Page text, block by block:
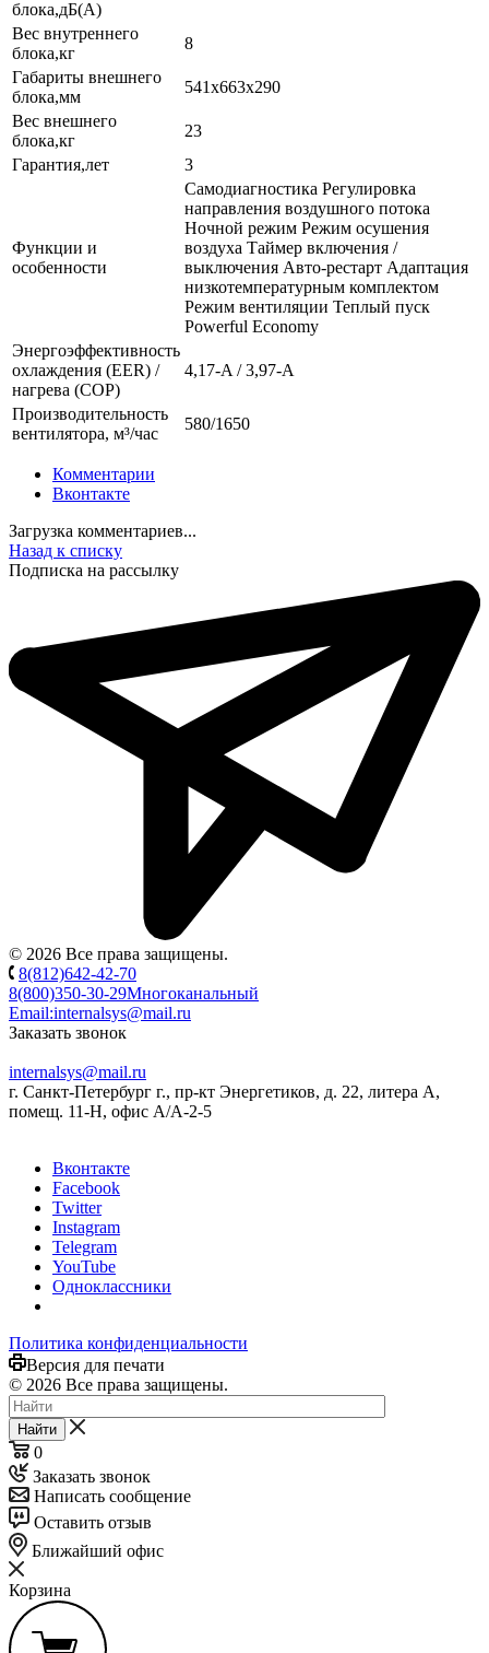
блока,дБ(А)
Вес внутреннего
блока,кг
8
Габариты внешнего
блока,мм
541x663x290
Вес внешнего
блока,кг
23
Гарантия,лет
3
Функции и
особенности
Самодиагностика Регулировка
направления воздушного потока
Ночной режим Режим осушения
воздуха Таймер включения /
выключения Авто-рестарт Адаптация
низкотемпературным комплектом
Режим вентиляции Теплый пуск
Powerful Economy
Энергоэффективность
охлаждения (EER) /
нагрева (COP)
4,17-A / 3,97-A
Производительность
вентилятора, м³/час
580/1650
Комментарии
Вконтакте
Загрузка комментариев...
Назад к списку
Подписка на рассылку
© 2026 Все права защищены.
8(812)642-42-70
8(800)350-30-29Многоканальный
Email:internalsys@mail.ru
Заказать звонок
internalsys@mail.ru
г. Санкт-Петербург г., пр-кт Энергетиков, д. 22, литера А,
помещ. 11-Н, офис А/А-2-5
Вконтакте
Facebook
Twitter
Instagram
Telegram
YouTube
Одноклассники
Политика конфиденциальности
Версия для печати
© 2026 Все права защищены.
Найти
0
Заказать звонок
Написать сообщение
Оставить отзыв
Ближайший офис
Корзина